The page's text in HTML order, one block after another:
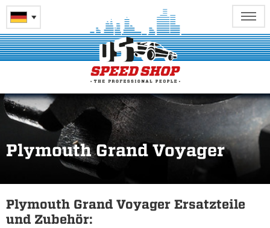
Plymouth Grand Voyager
Plymouth Grand Voyager Ersatzteile
und Zubehör: